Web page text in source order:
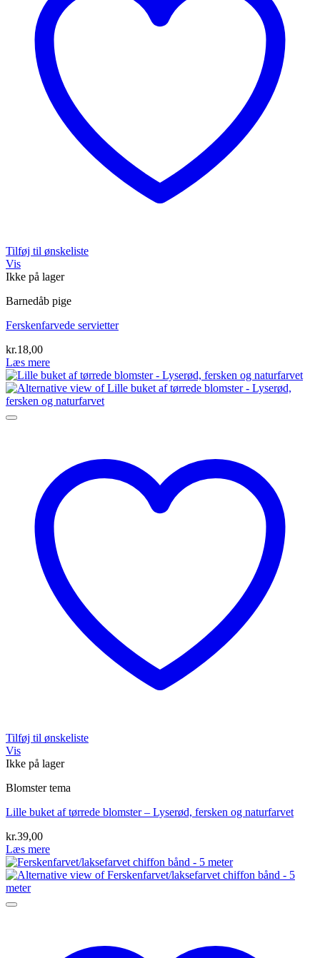
Tilføj til ønskeliste
Vis
Ikke på lager
Barnedåb pige
Ferskenfarvede servietter
kr.18,00
Læs mere
Tilføj til ønskeliste
Vis
Ikke på lager
Blomster tema
Lille buket af tørrede blomster – Lyserød, fersken og naturfarvet
kr.39,00
Læs mere